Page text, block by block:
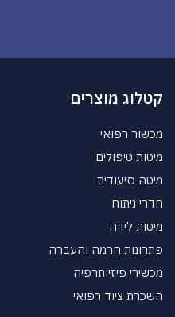
קטלוג מוצרים
מכשור רפואי
מיטות טיפולים
מיטה סיעודית
חדרי ניתוח
מיטות לידה
פתרונות הרמה והעברה
מכשירי פיזיותרפיה
השכרת ציוד רפואי